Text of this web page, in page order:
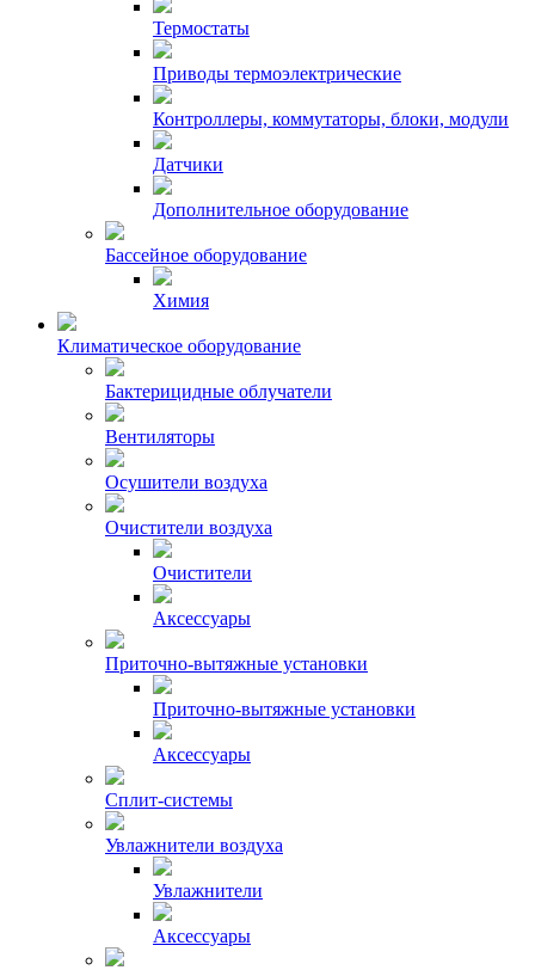
Термостаты
Приводы термоэлектрические
Контроллеры, коммутаторы, блоки, модули
Датчики
Дополнительное оборудование
Бассейное оборудование
Химия
Климатическое оборудование
Бактерицидные облучатели
Вентиляторы
Осушители воздуха
Очистители воздуха
Очистители
Аксессуары
Приточно-вытяжные установки
Приточно-вытяжные установки
Аксессуары
Сплит-системы
Увлажнители воздуха
Увлажнители
Аксессуары